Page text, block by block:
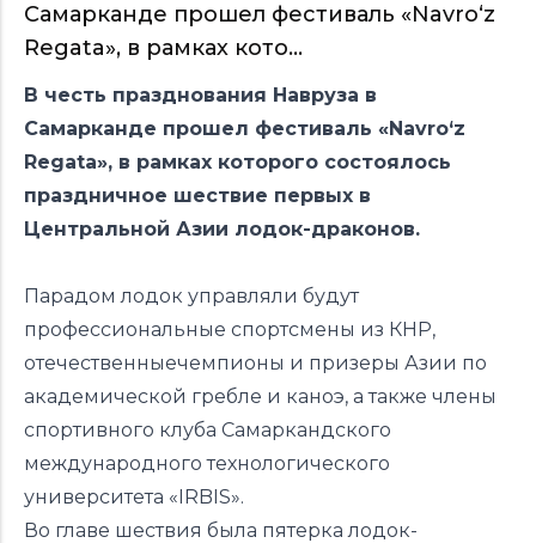
Самарканде прошел фестиваль «Navro‘z
Regata», в рамках кото...
В честь празднования Навруза в
Самарканде прошел фестиваль «Navro‘z
Regata», в рамках которого состоялось
праздничное шествие первых в
Центральной Азии лодок-драконов.
Парадом лодок управляли будут
профессиональные спортсмены из КНР,
отечественныечемпионы и призеры Азии по
академической гребле и каноэ, а также члены
спортивного клуба Самаркандского
международного технологического
университета «IRBIS».
Во главе шествия была пятерка лодок-